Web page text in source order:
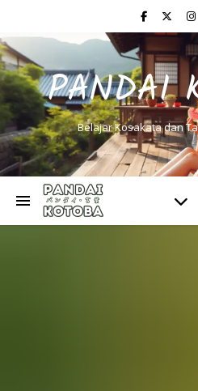
PANDAI
Belajar Kosakata dan